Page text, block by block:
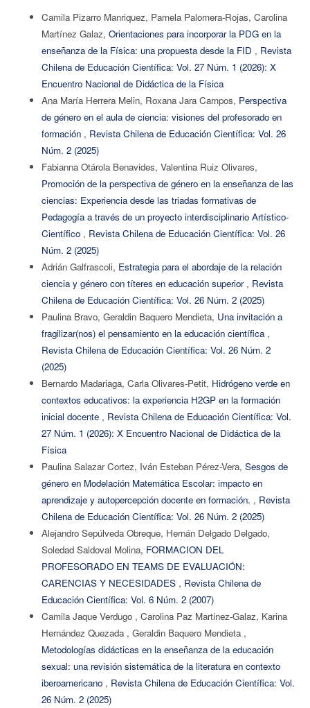
Camila Pizarro Manriquez, Pamela Palomera-Rojas, Carolina
Martínez Galaz, Orientaciones para incorporar la PDG en la
enseñanza de la Física: una propuesta desde la FID , Revista
Chilena de Educación Científica: Vol. 27 Núm. 1 (2026): X
Encuentro Nacional de Didáctica de la Física
Ana María Herrera Melin, Roxana Jara Campos, Perspectiva
de género en el aula de ciencia: visiones del profesorado en
formación , Revista Chilena de Educación Científica: Vol. 26
Núm. 2 (2025)
Fabianna Otárola Benavides, Valentina Ruiz Olivares,
Promoción de la perspectiva de género en la enseñanza de las
ciencias: Experiencia desde las triadas formativas de
Pedagogía a través de un proyecto interdisciplinario Artístico-
Científico , Revista Chilena de Educación Científica: Vol. 26
Núm. 2 (2025)
Adrián Galfrascoli, Estrategia para el abordaje de la relación
ciencia y género con títeres en educación superior , Revista
Chilena de Educación Científica: Vol. 26 Núm. 2 (2025)
Paulina Bravo, Geraldin Baquero Mendieta, Una invitación a
fragilizar(nos) el pensamiento en la educación científica ,
Revista Chilena de Educación Científica: Vol. 26 Núm. 2
(2025)
Bernardo Madariaga, Carla Olivares-Petit, Hidrógeno verde en
contextos educativos: la experiencia H2GP en la formación
inicial docente , Revista Chilena de Educación Científica: Vol.
27 Núm. 1 (2026): X Encuentro Nacional de Didáctica de la
Física
Paulina Salazar Cortez, Iván Esteban Pérez-Vera, Sesgos de
género en Modelación Matemática Escolar: impacto en
aprendizaje y autopercepción docente en formación. , Revista
Chilena de Educación Científica: Vol. 26 Núm. 2 (2025)
Alejandro Sepúlveda Obreque, Hernán Delgado Delgado,
Soledad Saldoval Molina, FORMACION DEL
PROFESORADO EN TEAMS DE EVALUACIÓN:
CARENCIAS Y NECESIDADES , Revista Chilena de
Educación Científica: Vol. 6 Núm. 2 (2007)
Camila Jaque Verdugo , Carolina Paz Martinez-Galaz, Karina
Hernández Quezada , Geraldin Baquero Mendieta ,
Metodologías didácticas en la enseñanza de la educación
sexual: una revisión sistemática de la literatura en contexto
iberoamericano , Revista Chilena de Educación Científica: Vol.
26 Núm. 2 (2025)